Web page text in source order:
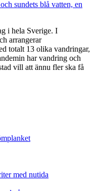
i hela Sverige. I
arrangerar
totalt 13 olika vandringar,
har vandring och
vill att ännu fler ska få
planket
med nutida